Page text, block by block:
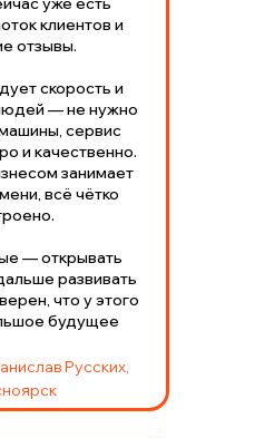
клиентов и
отзывы.
скорость и
— не нужно
сервис
и качественно.
занимает
всё чётко
— открывать
развивать
что у этого
будущее
Русских,